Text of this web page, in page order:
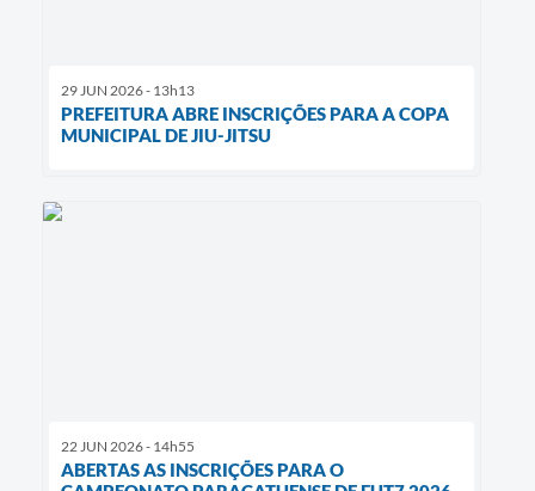
29 JUN 2026 - 13h13
PREFEITURA ABRE INSCRIÇÕES PARA A COPA
MUNICIPAL DE JIU-JITSU
22 JUN 2026 - 14h55
ABERTAS AS INSCRIÇÕES PARA O